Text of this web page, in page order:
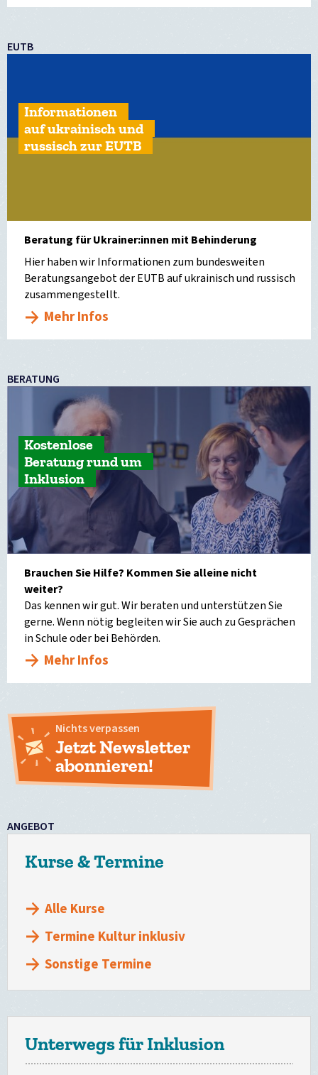
EUTB
Informationen
auf ukrainisch und
russisch zur EUTB
Beratung für Ukrainer:innen mit Behinderung
Hier haben wir Informationen zum bundesweiten
Beratungsangebot der EUTB auf ukrainisch und russisch
zusammengestellt.
Mehr Infos
BERATUNG
Kostenlose
Beratung rund um
Inklusion
Brauchen Sie Hilfe? Kommen Sie alleine nicht
weiter?
Das kennen wir gut. Wir beraten und unterstützen Sie
gerne. Wenn nötig begleiten wir Sie auch zu Gesprächen
in Schule oder bei Behörden.
Mehr Infos
Nichts verpassen
Jetzt Newsletter
abonnieren!
ANGEBOT
Kurse & Termine
Alle Kurse
Termine Kultur inklusiv
Sonstige Termine
Unterwegs für Inklusion